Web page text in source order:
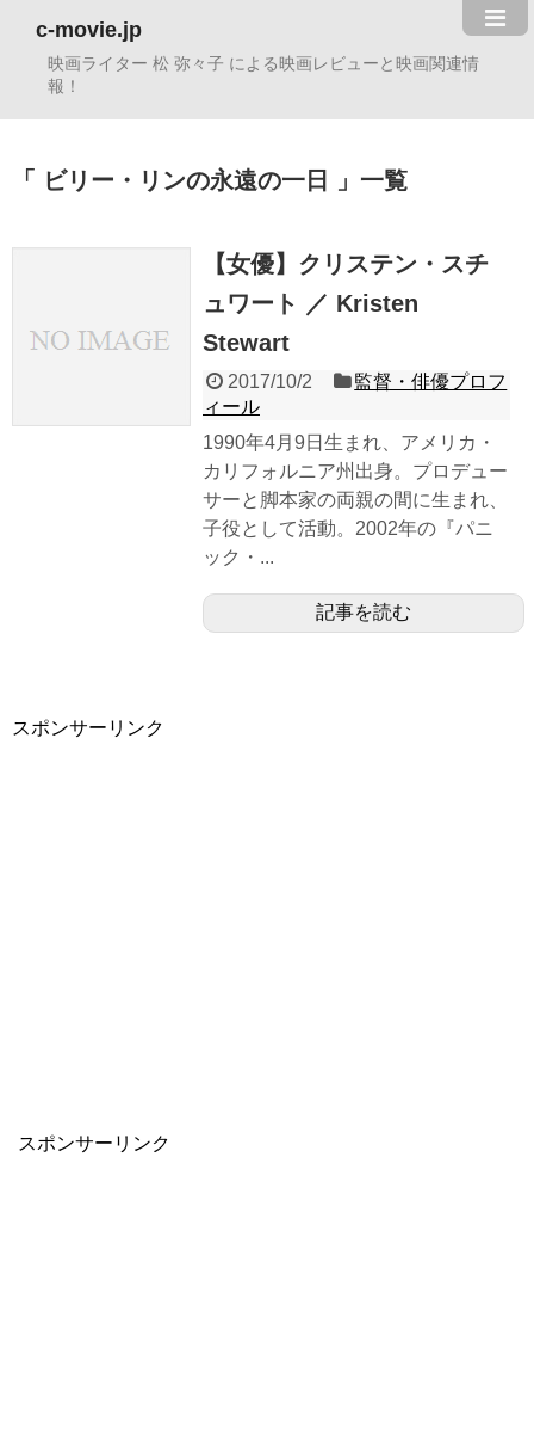
c-movie.jp
映画ライター 松 弥々子 による映画レビューと映画関連情
報！
ビリー・リンの永遠の一日 一覧
【女優】クリステン・スチ
ュワート ／ Kristen
Stewart
2017/10/2
監督・俳優プロフ
ィール
1990年4月9日生まれ、アメリカ・
カリフォルニア州出身。プロデュー
サーと脚本家の両親の間に生まれ、
子役として活動。2002年の『パニ
ック・...
記事を読む
スポンサーリンク
スポンサーリンク